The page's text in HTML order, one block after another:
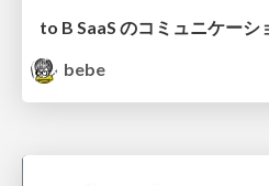
bebe